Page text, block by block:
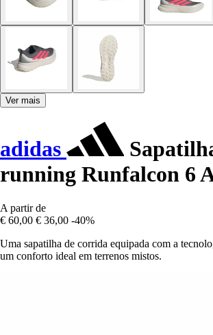
Ver mais
adidas
running Runfalcon 6
A partir de
€ 60,00 € 36,00 -40%
Uma sapatilha de corrida equipada com a
um conforto ideal em terrenos mistos.